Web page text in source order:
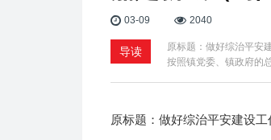
03-09 2040
导读
原标题：做好综治平安
按照镇党委、镇政府的
原标题：做好综治平安建设工